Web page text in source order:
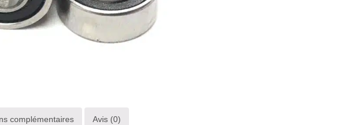
complémentaires Avis (0)